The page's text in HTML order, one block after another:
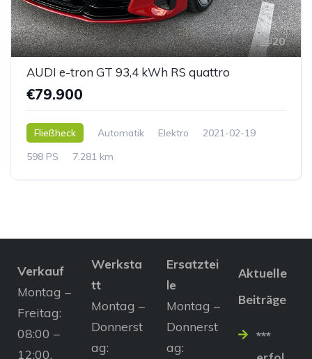
20
AUDI e-tron GT 93,4 kWh RS quattro
€79.900
Fließheck Automatik Elektro
2021-02-19
598 PS
7.281 km
Verkauf
Montag –
Freitag:
08:00 –
12:00,
Werksta
tt
Montag –
Donnerst
ag:
Ersatztei
le
Montag –
Donnerst
ag:
Aktuelle
Beiträge
***